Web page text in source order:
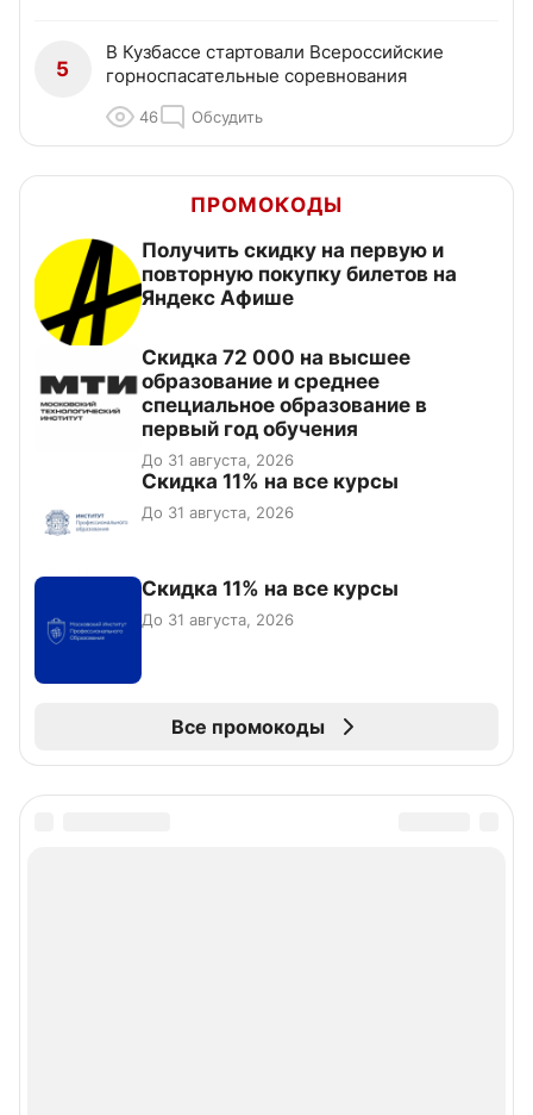
5
В Кузбассе стартовали Всероссийские
горноспасательные соревнования
46 Обсудить
ПРОМОКОДЫ
Получить скидку на первую и
повторную покупку билетов на
Яндекс Афише
Скидка 72 000 на высшее
образование и среднее
специальное образование в
первый год обучения
До 31 августа, 2026
Скидка 11% на все курсы
До 31 августа, 2026
Скидка 11% на все курсы
До 31 августа, 2026
Все промокоды